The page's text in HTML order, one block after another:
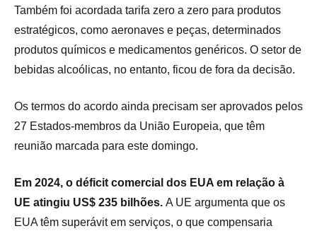
Também foi acordada tarifa zero a zero para produtos
estratégicos, como aeronaves e peças, determinados
produtos químicos e medicamentos genéricos. O setor de
bebidas alcoólicas, no entanto, ficou de fora da decisão.
Os termos do acordo ainda precisam ser aprovados pelos
27 Estados-membros da União Europeia, que têm
reunião marcada para este domingo.
Em 2024, o déficit comercial dos EUA em relação à
UE atingiu US$ 235 bilhões. A UE argumenta que os
EUA têm superávit em serviços, o que compensaria